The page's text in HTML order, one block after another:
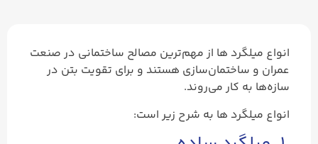
انواع میلگرد ها از مهم‌ترین مصالح ساختمانی در صنعت
عمران و ساختمان‌سازی هستند و برای تقویت بتن در
سازه‌ها به کار می‌روند.
انواع میلگرد ها به شرح زیر است: